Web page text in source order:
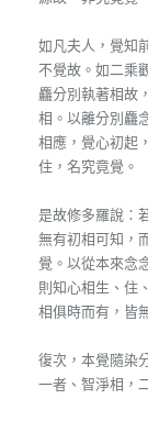
如凡夫人，覺知
不覺故。如二乘
麤分別執著相故
相。以離分別麤
相應，覺心初起
住，名究竟覺。
是故修多羅說：
無有初相可知，
覺。以從本來念
則知心相生、住
相俱時而有，皆
復次，本覺隨染
一者、智淨相，